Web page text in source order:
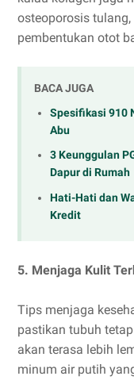
osteoporosis
pembentukan otot
BACA JUGA
Spesifikasi 910
Abu
3 Keunggulan
Dapur di Rumah
Hati-Hati dan
Kredit
5. Menjaga Kulit
Tips menjaga
pastikan tubuh
akan terasa lebih
minum air putih